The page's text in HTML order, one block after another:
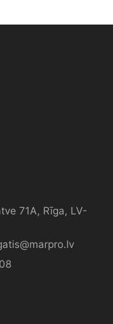
71A, Rīga, LV-